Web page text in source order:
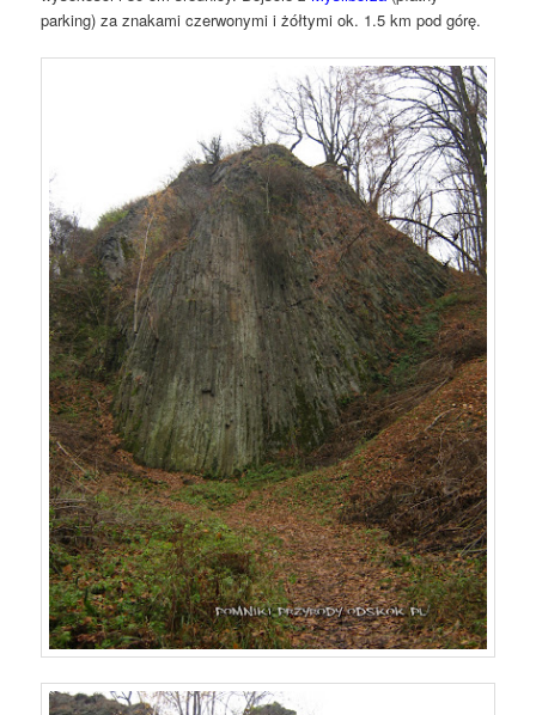
parking) za znakami czerwonymi i żółtymi ok. 1.5 km pod górę.